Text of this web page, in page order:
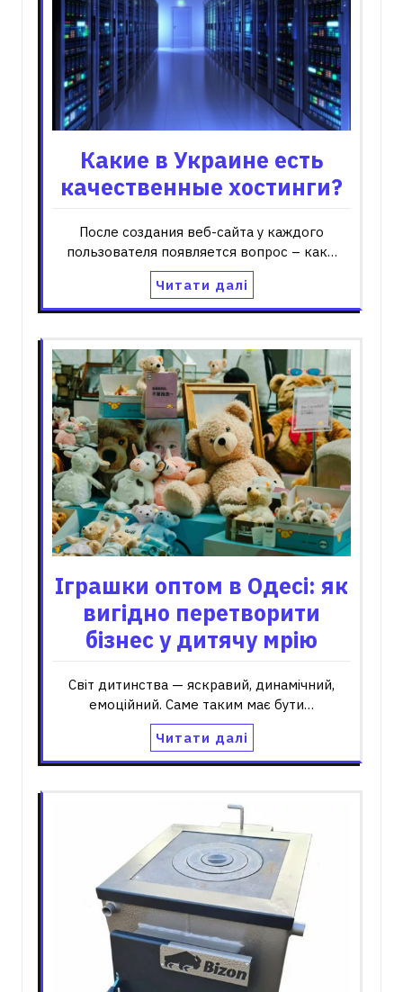
Какие в Украине есть
качественные хостинги?
После создания веб-сайта у каждого
пользователя появляется вопрос – как…
Читати далі
Іграшки оптом в Одесі: як
вигідно перетворити
бізнес у дитячу мрію
Світ дитинства — яскравий, динамічний,
емоційний. Саме таким має бути…
Читати далі